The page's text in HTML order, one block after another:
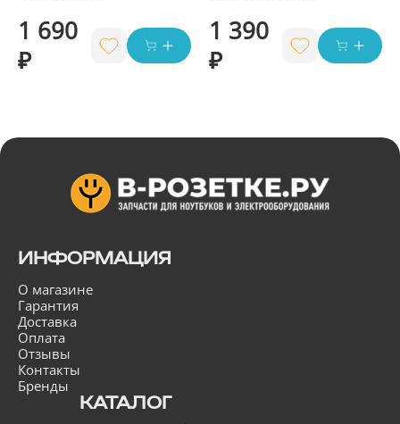
1 690
₽
1 390
₽
ИНФОРМАЦИЯ
О магазине
Гарантия
Доставка
Оплата
Отзывы
Контакты
Бренды
КАТАЛОГ